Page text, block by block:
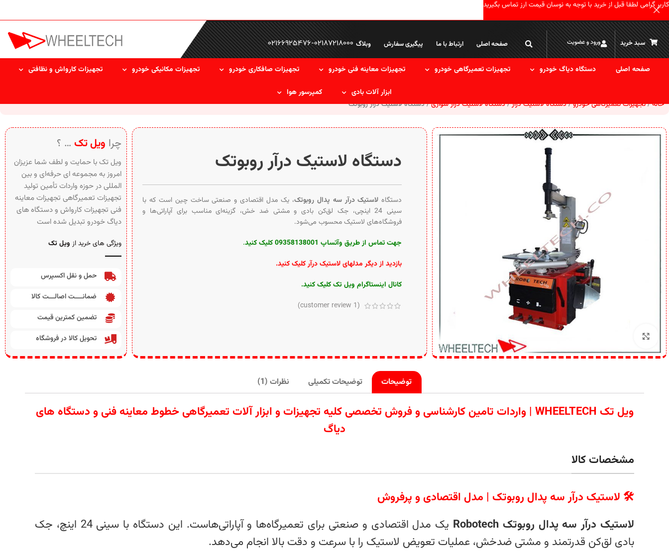
سبد خرید ورود و عضویت صفحه اصلی ارتباط با ما پیگیری سفارش وبلاگ 02166925476-02187218000
صفحه اصلی دستگاه دیاگ خودرو تجهیزات تعمیرگاهی خودرو تجهیزات معاینه فنی خودرو تجهیزات صافکاری خودرو تجهیزات مکانیکی خودرو تجهیزات کارواش و نظافتی
ابزار آلات بادی
کمپرسور هوا
خانه تجهیزات تعمیرگاهی خودرو دستگاه لاستیک درآر دستگاه لاستیک درآر سواری دستگاه لاستیک درآر روبوتک
دستگاه لاستیک درآر روبوتک
دستگاه لاستیک درآر سه پدال روبوتک، یک مدل اقتصادی و صنعتی ساخت چین است که با
سینی 24 اینچی، جک لق‌کن بادی و مشتی ضد خش، گزینه‌ای مناسب برای آپاراتی‌ها و
فروشگاه‌های لاستیک محسوب می‌شود.
جهت تماس از طریق وآتساپ 09358138001 کلیک کنید
.
بازدید از دیگر مدلهای لاستیک درآر کلیک کنید.
کانال اینستاگرام ویل تک کلیک کنید.
(
1
چرا ویل تک … ؟
ویل تک با حمایت و لطف شما عزیزان
امروز به مجموعه ای حرفه‌ای و بین‌
المللی در حوزه واردات تأمین تولید
تجهیزات تعمیرگاهی تجهیزات معاینه
فنی تجهیزات کارواش و دستگاه های
دیاگ خودرو تبدیل شده است
ویژگی های خرید از ویل تک
حمل و نقل اکسپرس
ضمانــــت اصالـــت کالا
تضمین کمترین قیمت
تحویل کالا در فروشگاه
توضیحات توضیحات تکمیلی نظرات (1)
ویل تک WHEELTECH | واردات تامین کارشناسی و فروش تخصصی کلیه تجهیزات و ابزار آلات تعمیرگاهی خطوط معاینه فنی و دستگاه های
دیاگ
مشخصات کالا
🛠️ لاستیک درآر سه پدال روبوتک | مدل اقتصادی و پرفروش
لاستیک‌ درآر سه پدال روبوتک Robotech
یک مدل اقتصادی و صنعتی برای تعمیرگاه‌ها و آپاراتی‌هاست. این دستگاه با سینی 24 اینچ، جک
بادی لق‌کن قدرتمند و مشتی ضدخش، عملیات تعویض لاستیک را با سرعت و دقت بالا انجام می‌دهد.
کاربر گرامی لطفا قبل از خرید با توجه به نوسان قیمت ارز تماس بگیرید